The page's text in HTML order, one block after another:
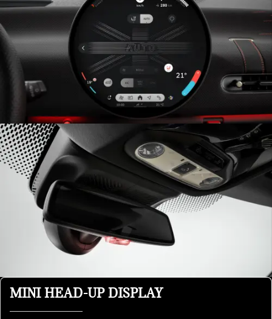
MINI HEAD-UP DISPLAY